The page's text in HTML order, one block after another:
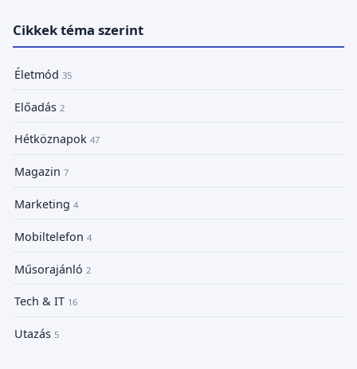
Cikkek téma szerint
Életmód 35
Előadás 2
Hétköznapok 47
Magazin 7
Marketing 4
Mobiltelefon 4
Műsorajánló 2
Tech & IT 16
Utazás 5